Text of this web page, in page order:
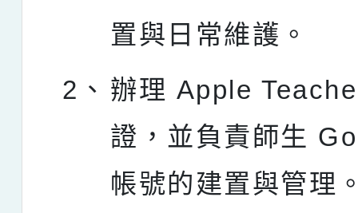
置與日常維護。
2、 辦理 Apple
證，並負責師生
帳號的建置與管理